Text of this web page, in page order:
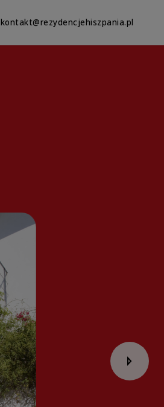
kontakt@rezydencjehiszpania.pl